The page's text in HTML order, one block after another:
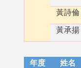
黃詩倫
黃承揚
年度 姓名